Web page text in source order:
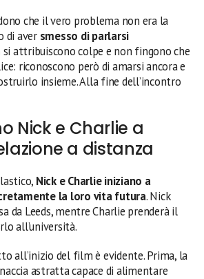
che il vero problema non era la
di aver smesso di parlarsi
si attribuiscono colpe e non fingono che
riconoscono però di amarsi ancora e
insieme. Alla fine dell’incontro
Nick e Charlie a
a distanza
Nick e Charlie iniziano a
la loro vita futura. Nick
da Leeds, mentre Charlie prenderà il
all’università.
all’inizio del film è evidente. Prima, la
astratta capace di alimentare